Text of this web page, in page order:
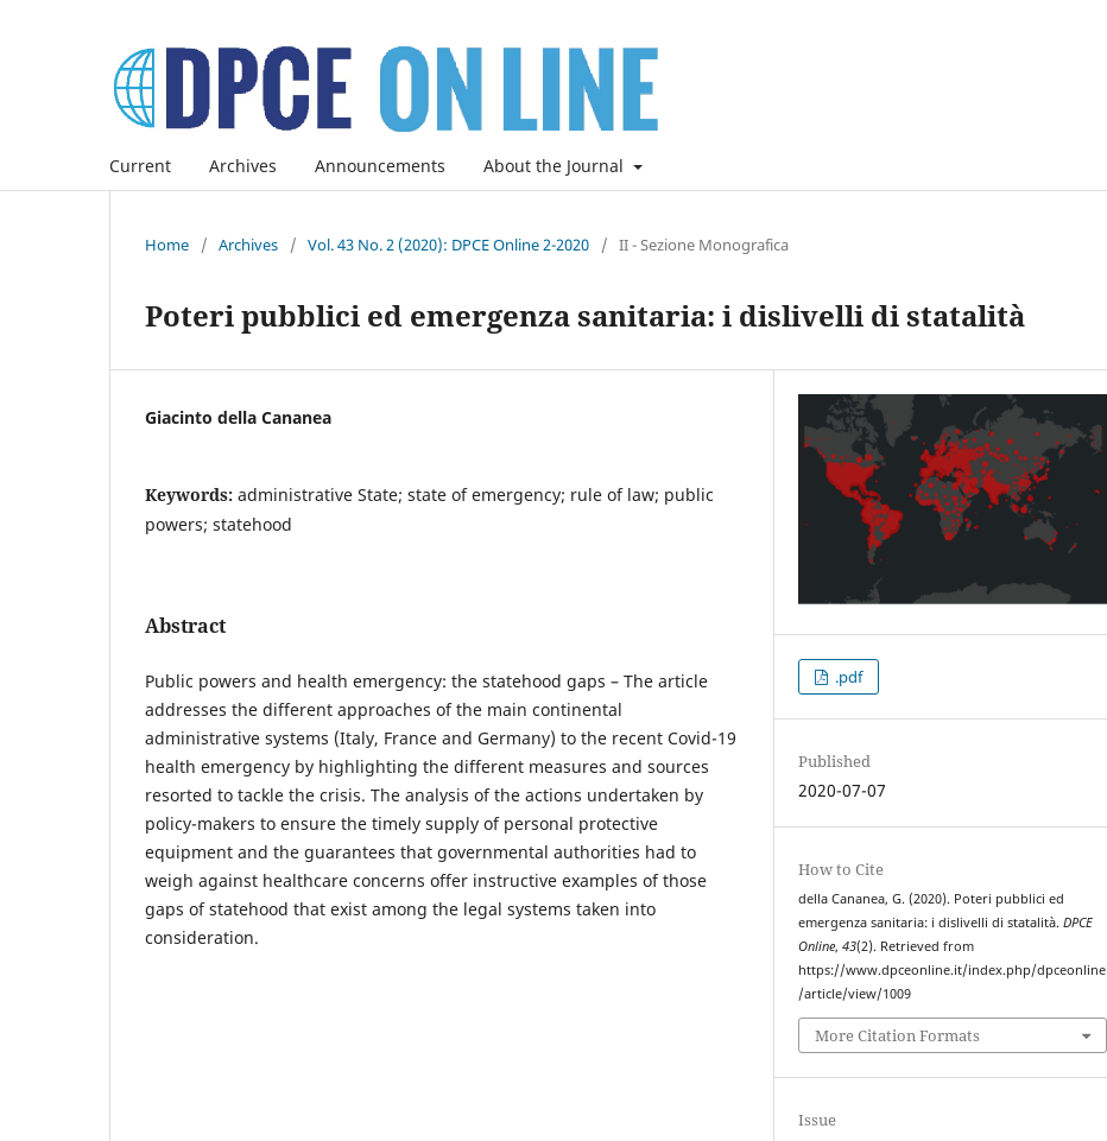
Current Archives Announcements About the Journal
Home / Archives / Vol. 43 No. 2 (2020): DPCE Online 2-2020 / II - Sezione Monografica
Poteri pubblici ed emergenza sanitaria: i dislivelli di statalità
Giacinto della Cananea
Keywords: administrative State; state of emergency; rule of law; public
powers; statehood
Abstract
Public powers and health emergency: the statehood gaps – The article
addresses the different approaches of the main continental
administrative systems (Italy, France and Germany) to the recent Covid-19
health emergency by highlighting the different measures and sources
resorted to tackle the crisis. The analysis of the actions undertaken by
policy-makers to ensure the timely supply of personal protective
equipment and the guarantees that governmental authorities had to
weigh against healthcare concerns offer instructive examples of those
gaps of statehood that exist among the legal systems taken into
consideration.
.pdf
Published
2020-07-07
How to Cite
della Cananea, G. (2020). Poteri pubblici ed
emergenza sanitaria: i dislivelli di statalità.DPCE
Online,43(2). Retrieved from
https://www.dpceonline.it/index.php/dpceonline
/article/view/1009
More Citation Formats
Issue